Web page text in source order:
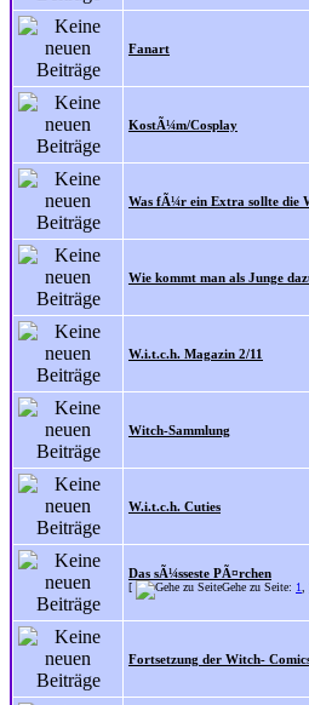
Fanart
KostÃ¼m/Cosplay
Was fÃ¼r ein Extra sollte die
Wie kommt man als Junge
W.i.t.c.h. Magazin 2/11
Witch-Sammlung
W.i.t.c.h. Cuties
Das sÃ¼sseste PÃ¤rchen
[ Gehe zu Seite: 1
Fortsetzung der Witch-